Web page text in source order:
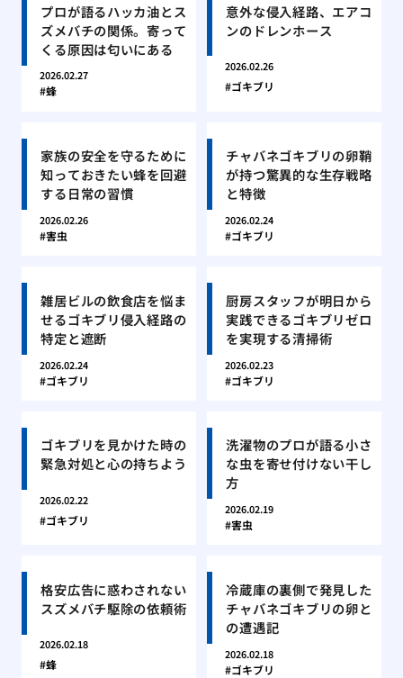
プロが語るハッカ油とス
ズメバチの関係。寄って
くる原因は匂いにある
2026.02.27
蜂
意外な侵入経路、エアコ
ンのドレンホース
2026.02.26
ゴキブリ
家族の安全を守るために
知っておきたい蜂を回避
する日常の習慣
2026.02.26
害虫
チャバネゴキブリの卵鞘
が持つ驚異的な生存戦略
と特徴
2026.02.24
ゴキブリ
雑居ビルの飲食店を悩ま
せるゴキブリ侵入経路の
特定と遮断
2026.02.24
ゴキブリ
厨房スタッフが明日から
実践できるゴキブリゼロ
を実現する清掃術
2026.02.23
ゴキブリ
ゴキブリを見かけた時の
緊急対処と心の持ちよう
2026.02.22
ゴキブリ
洗濯物のプロが語る小さ
な虫を寄せ付けない干し
方
2026.02.19
害虫
格安広告に惑わされない
スズメバチ駆除の依頼術
2026.02.18
蜂
冷蔵庫の裏側で発見した
チャバネゴキブリの卵と
の遭遇記
2026.02.18
ゴキブリ